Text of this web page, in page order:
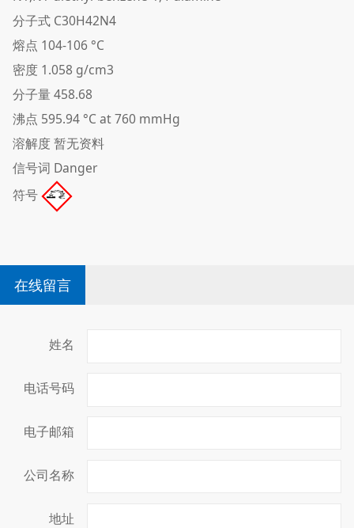
分子式 C30H42N4
熔点 104-106 °C
密度 1.058 g/cm3
分子量458.68
沸点 595.94 °C at 760 mmHg
溶解度暂无资料
信号词 Danger
符号
在线留言
姓名
电话号码
电子邮箱
公司名称
地址